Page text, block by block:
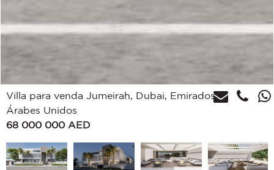
Villa para venda Jumeirah, Dubai, Emirados
Árabes Unidos
68 000 000 AED